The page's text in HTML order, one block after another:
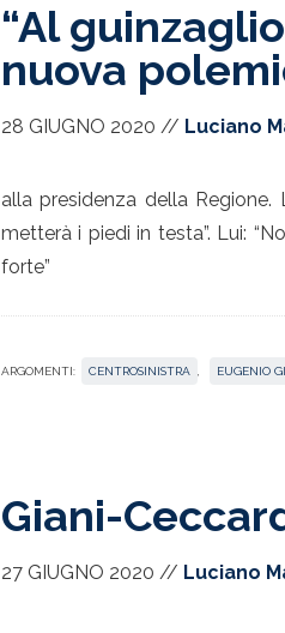
“Al
nuova
28 GIUGNO 2020 // Luciano
alla presidenza della
metterà i piedi in testa”. Lui:
forte”
ARGOMENTI: CENTROSINISTRA EUGENIO
Giani-
27 GIUGNO 2020 // Luciano